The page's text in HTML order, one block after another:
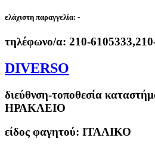
ελάχιστη παραγγελία: -
τηλέφωνο/α: 210-
DIVERSO
διεύθνση-τοποθεσία
ΗΡΑΚΛΕΙΟ
είδος φαγητού: ΙΤΑΛΙΚΟ